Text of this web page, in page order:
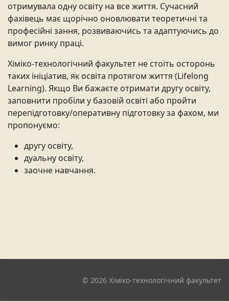
отримувала одну освіту на все життя. Сучасний
фахівець має щорічно оновлювати теоретичні та
професійні зання, розвиваючись та адаптуючись до
вимог ринку праці.
Хіміко-технологічний факультет не стоїть осторонь
таких ініціатив, як освіта протягом життя (Lifelong
Learning). Якщо Ви бажаєте отримати другу освіту,
заповнити пробіли у базовій освіті або пройти
перепідготовку/оперативну підготовку за фахом, ми
пропонуємо:
другу освіту,
дуальну освіту,
заочне навчання.
© 2026 Хіміко-технологічний факультет